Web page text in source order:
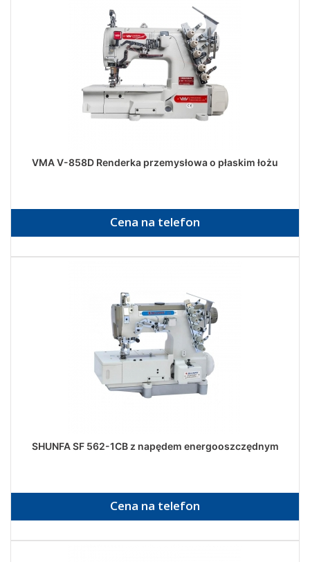
VMA V-858D Renderka przemysłowa o płaskim łożu
Cena na telefon
SHUNFA SF 562-1CB z napędem energooszczędnym
Cena na telefon